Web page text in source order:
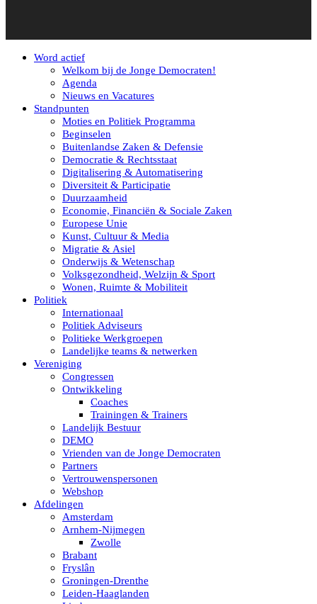
Word actief
Welkom bij de Jonge Democraten!
Agenda
Nieuws en Vacatures
Standpunten
Moties en Politiek Programma
Beginselen
Buitenlandse Zaken & Defensie
Democratie & Rechtsstaat
Digitalisering & Automatisering
Diversiteit & Participatie
Duurzaamheid
Economie, Financiën & Sociale Zaken
Europese Unie
Kunst, Cultuur & Media
Migratie & Asiel
Onderwijs & Wetenschap
Volksgezondheid, Welzijn & Sport
Wonen, Ruimte & Mobiliteit
Politiek
Internationaal
Politiek Adviseurs
Politieke Werkgroepen
Landelijke teams & netwerken
Vereniging
Congressen
Ontwikkeling
Coaches
Trainingen & Trainers
Landelijk Bestuur
DEMO
Vrienden van de Jonge Democraten
Partners
Vertrouwenspersonen
Webshop
Afdelingen
Amsterdam
Arnhem-Nijmegen
Zwolle
Brabant
Fryslân
Groningen-Drenthe
Leiden-Haaglanden